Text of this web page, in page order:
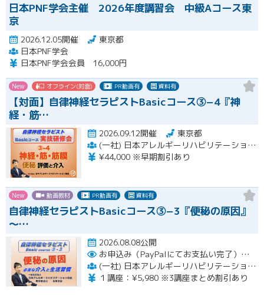
日本PNF学会主催 2026年度講習会 中級Aコース東
京
2026.12.05開催
東京都
日本PNF学会
日本PNF学会会員 16,000円
New オフライン(対面) PR動画有 資料有
【対面】自律神経セラピストBasicコース③−4『神
経・筋…
2026.09.12開催
東京都
(一社) 日本アレルギーリハビリテーション協会
¥44,000 ※早期割引あり
New 動画教材 PR動画有 資料有
自律神経セラピストBasicコース③−3『便秘の原因』
〜…
2026.08.08公開
お申込み（PayPalにてお支払い完了）後にメール or LINEオープンチャットより、アーカイブ視聴の際に必要なリンクをお送りいたします。
(一社) 日本アレルギーリハビリテーション協会
１講座：¥5,980 ※3講座まとめ割引あり